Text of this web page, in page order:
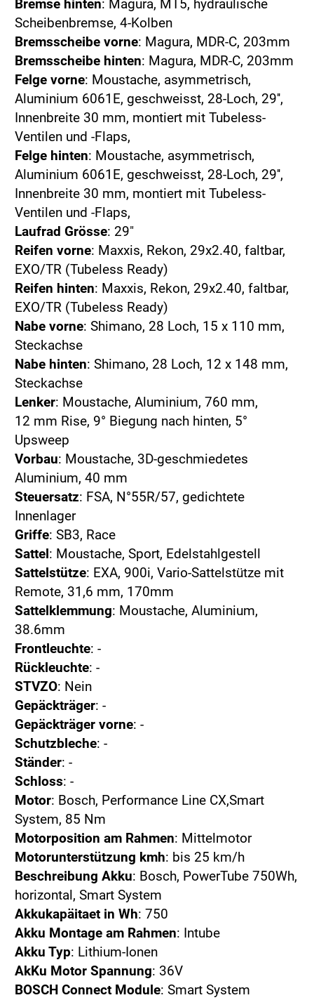
Bremse hinten: Magura, MT5, hydraulische
Scheibenbremse, 4-Kolben
Bremsscheibe vorne: Magura, MDR-C, 203mm
Bremsscheibe hinten: Magura, MDR-C, 203mm
Felge vorne: Moustache, asymmetrisch,
Aluminium 6061E, geschweisst, 28-Loch, 29'',
Innenbreite 30 mm, montiert mit Tubeless-
Ventilen und -Flaps,
Felge hinten: Moustache, asymmetrisch,
Aluminium 6061E, geschweisst, 28-Loch, 29'',
Innenbreite 30 mm, montiert mit Tubeless-
Ventilen und -Flaps,
Laufrad Grösse: 29"
Reifen vorne: Maxxis, Rekon, 29x2.40, faltbar,
EXO/TR (Tubeless Ready)
Reifen hinten: Maxxis, Rekon, 29x2.40, faltbar,
EXO/TR (Tubeless Ready)
Nabe vorne: Shimano, 28 Loch, 15 x 110 mm,
Steckachse
Nabe hinten: Shimano, 28 Loch, 12 x 148 mm,
Steckachse
Lenker: Moustache, Aluminium, 760 mm,
12 mm Rise, 9° Biegung nach hinten, 5°
Upsweep
Vorbau: Moustache, 3D-geschmiedetes
Aluminium, 40 mm
Steuersatz: FSA, N°55R/57, gedichtete
Innenlager
Griffe: SB3, Race
Sattel: Moustache, Sport, Edelstahlgestell​
Sattelstütze: EXA, 900i, Vario-Sattelstütze mit
Remote, 31,6 mm, 170mm
Sattelklemmung: Moustache, Aluminium,
38.6mm
Frontleuchte: -
Rückleuchte: -
STVZO: Nein
Gepäckträger: -
Gepäckträger vorne: -
Schutzbleche: -
Ständer: -
Schloss: -
Motor: Bosch, Performance Line CX,Smart
System, 85 Nm
Motorposition am Rahmen: Mittelmotor
Motorunterstützung kmh: bis 25 km/h
Beschreibung Akku: Bosch, PowerTube 750Wh,
horizontal, Smart System
Akkukapäitaet in Wh: 750
Akku Montage am Rahmen: Intube
Akku Typ: Lithium-Ionen
AkKu Motor Spannung: 36V
BOSCH Connect Module: Smart System